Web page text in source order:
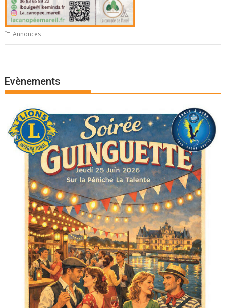
Annonces
Evènements